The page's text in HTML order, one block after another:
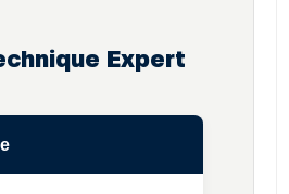
Expert